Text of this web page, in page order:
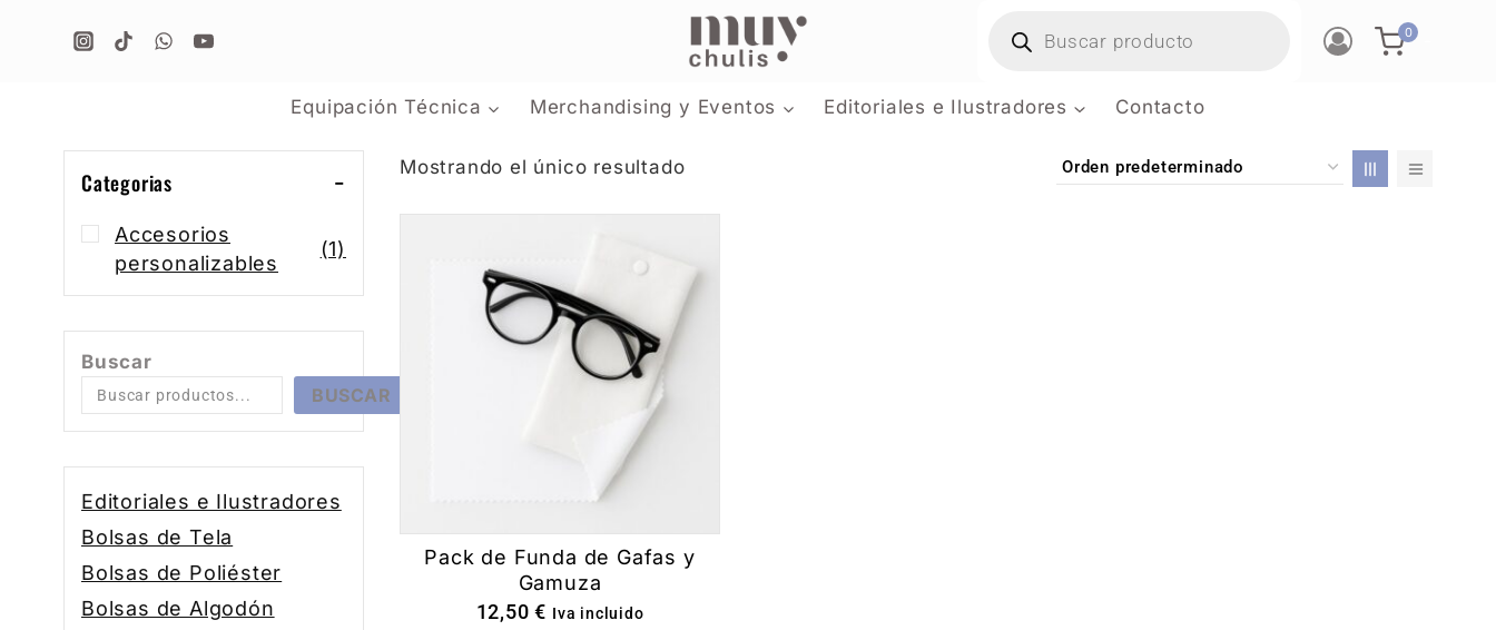
0
Equipación Técnica Merchandising y Eventos Editoriales e Ilustradores Contacto
Mostrando el único resultado
Pack de Funda de Gafas y
Gamuza
12,50€ Iva incluido
Categorias
Accesorios
personalizables
(1)
Buscar
BUSCAR
Editoriales e Ilustradores
Bolsas de Tela
Bolsas de Poliéster
Bolsas de Algodón